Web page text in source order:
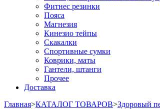
Фитнес резинки
Пояса
Магнезия
Кинезио тейпы
Скакалки
Спортивные сумки
Коврики, маты
Гантели, штанги
Прочее
Доставка
Главная>КАТАЛОГ ТОВАРОВ>Здоровый